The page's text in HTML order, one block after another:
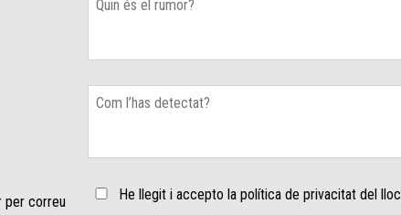
per correu
He llegit i accepto la política de privacitat del lloc